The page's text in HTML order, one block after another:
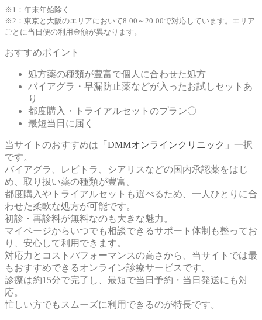
※1：年末年始除く
※2：東京と大阪のエリアにおいて8:00～20:00で対応しています。エリア
ごとに当日便の利用金額が異なります。
おすすめポイント
処方薬の種類が豊富で個人に合わせた処方
バイアグラ・早漏防止薬などが入ったお試しセットあ
り
都度購入・トライアルセットのプラン〇
最短当日に届く
当サイトのおすすめは 「DMMオンラインクリニック」 一択
です。
バイアグラ、レビトラ、シアリスなどの国内承認薬をはじ
め、取り扱い薬の種類が豊富。
都度購入やトライアルセットも選べるため、一人ひとりに合
わせた柔軟な処方が可能です。
初診・再診料が無料なのも大きな魅力。
マイページからいつでも相談できるサポート体制も整ってお
り、安心して利用できます。
対応力とコストパフォーマンスの高さから、当サイトでは最
もおすすめできるオンライン診療サービスです。
診療は約15分で完了 し、 最短で当日予約・当日発送にも対
応。
忙しい方でもスムーズに利用できるのが特長です。